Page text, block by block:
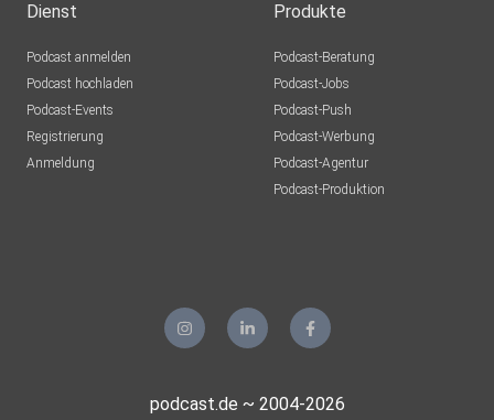
Dienst
Podcast anmelden
Podcast hochladen
Podcast-Events
Registrierung
Anmeldung
Produkte
Podcast-Beratung
Podcast-Jobs
Podcast-Push
Podcast-Werbung
Podcast-Agentur
Podcast-Produktion
podcast.de ~ 2004-2026